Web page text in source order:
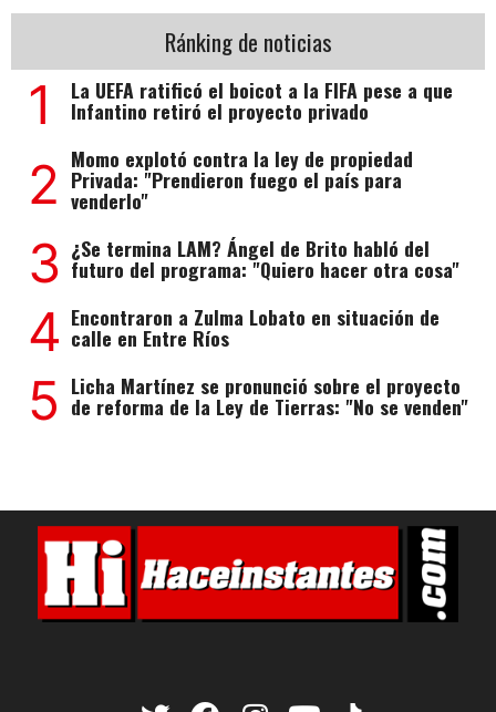
Ránking de noticias
1 La UEFA ratificó el boicot a la FIFA pese a que
Infantino retiró el proyecto privado
2 Momo explotó contra la ley de propiedad
Privada: "Prendieron fuego el país para
venderlo"
3 ¿Se termina LAM? Ángel de Brito habló del
futuro del programa: "Quiero hacer otra cosa"
4 Encontraron a Zulma Lobato en situación de
calle en Entre Ríos
5 Licha Martínez se pronunció sobre el proyecto
de reforma de la Ley de Tierras: "No se venden"